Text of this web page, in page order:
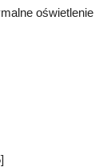
oświetlenie